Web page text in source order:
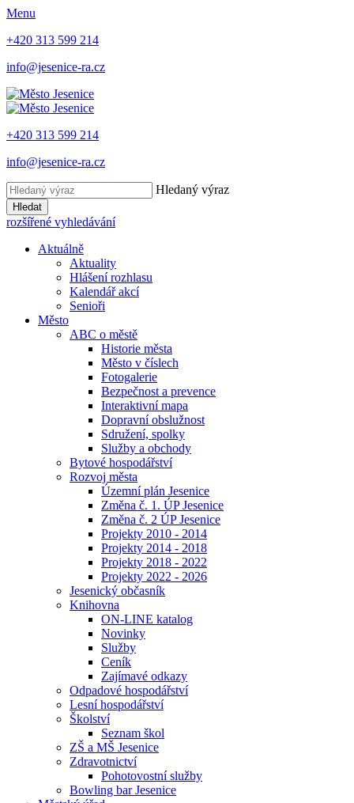
Menu
+420 313 599 214
info@jesenice-ra.cz
+420 313 599 214
info@jesenice-ra.cz
Hledaný výraz
Hledat
rozšířené vyhledávání
Aktuálně
Aktuality
Hlášení rozhlasu
Kalendář akcí
Senioři
Město
ABC o městě
Historie města
Město v číslech
Fotogalerie
Bezpečnost a prevence
Interaktivní mapa
Dopravní obslužnost
Sdružení, spolky
Služby a obchody
Bytové hospodářství
Rozvoj města
Územní plán Jesenice
Změna č. 1. ÚP Jesenice
Změna č. 2 ÚP Jesenice
Projekty 2010 - 2014
Projekty 2014 - 2018
Projekty 2018 - 2022
Projekty 2022 - 2026
Jesenický občasník
Knihovna
ON-LINE katalog
Novinky
Služby
Ceník
Zajímavé odkazy
Odpadové hospodářství
Lesní hospodářství
Školství
Seznam škol
ZŠ a MŠ Jesenice
Zdravotnictví
Pohotovostní služby
Bowling bar Jesenice